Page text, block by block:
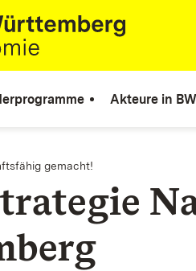
Akteure in BW
gemacht!